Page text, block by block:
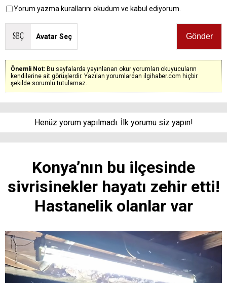
Yorum yazma kurallarını okudum ve kabul ediyorum.
Avatar Seç
Önemli Not: Bu sayfalarda yayınlanan okur yorumları okuyucuların
kendilerine ait görüşlerdir. Yazılan yorumlardan ilgihaber.com hiçbir
şekilde sorumlu tutulamaz.
Henüz yorum yapılmadı. İlk yorumu siz yapın!
Konya’nın bu ilçesinde
sivrisinekler hayatı zehir etti!
Hastanelik olanlar var